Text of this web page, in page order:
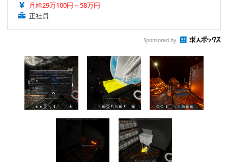
月給29万100円～58万円
正社員
Sponsored by